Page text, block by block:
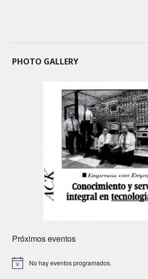
PHOTO GALLERY
Próximos eventos
No hay eventos programados.